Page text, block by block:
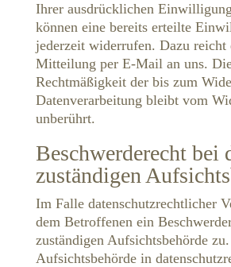
Ihrer ausdrücklichen
können eine bereits erteilte
jederzeit widerrufen. Dazu reicht
Mitteilung per E-Mail an uns.
Rechtmäßigkeit der bis zum
Datenverarbeitung bleibt vom
unberührt.
Beschwerderecht bei
zuständigen
Im Falle datenschutzrechtlicher
dem Betroffenen ein
zuständigen Aufsichtsbehörde
Aufsichtsbehörde in